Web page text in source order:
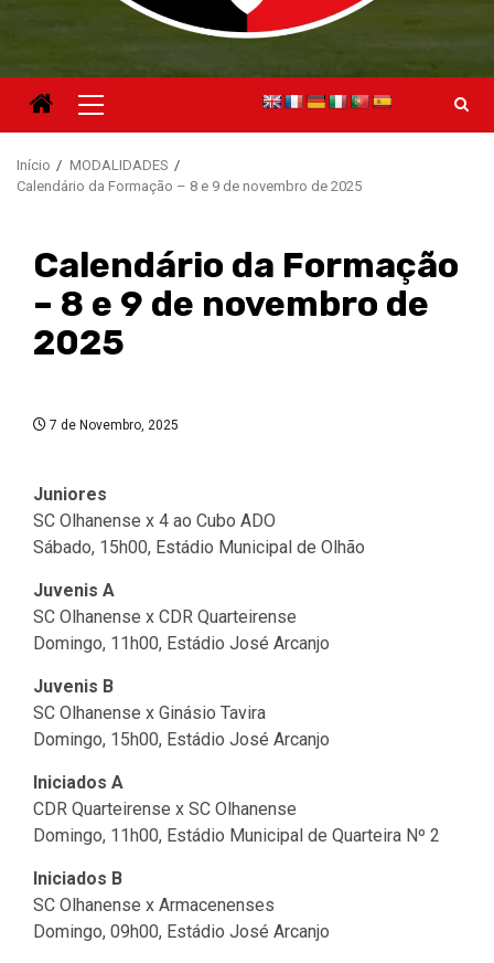
Menu
principal
Início
MODALIDADES
Calendário da Formação – 8 e 9 de novembro de 2025
Calendário da Formação
– 8 e 9 de novembro de
2025
7 de Novembro, 2025
Juniores
SC Olhanense x 4 ao Cubo ADO
Sábado, 15h00, Estádio Municipal de Olhão
Juvenis A
SC Olhanense x CDR Quarteirense
Domingo, 11h00, Estádio José Arcanjo
Juvenis B
SC Olhanense x Ginásio Tavira
Domingo, 15h00, Estádio José Arcanjo
Iniciados A
CDR Quarteirense x SC Olhanense
Domingo, 11h00, Estádio Municipal de Quarteira Nº 2
Iniciados B
SC Olhanense x Armacenenses
Domingo, 09h00, Estádio José Arcanjo